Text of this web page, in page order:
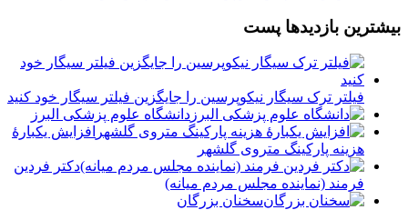
بیشترین بازدیدها پست
فیلتر ترک سیگار نیکوپرسین را جایگزین فیلتر سیگار خود کنید
دانشگاه علوم پزشکی البرز
افزایش یکبارۀ
هزینه پارکینگ متروی گلشهر
دكتر فردين
فرمند (نماينده مجلس مردم میانه)
سخنان بزرگان